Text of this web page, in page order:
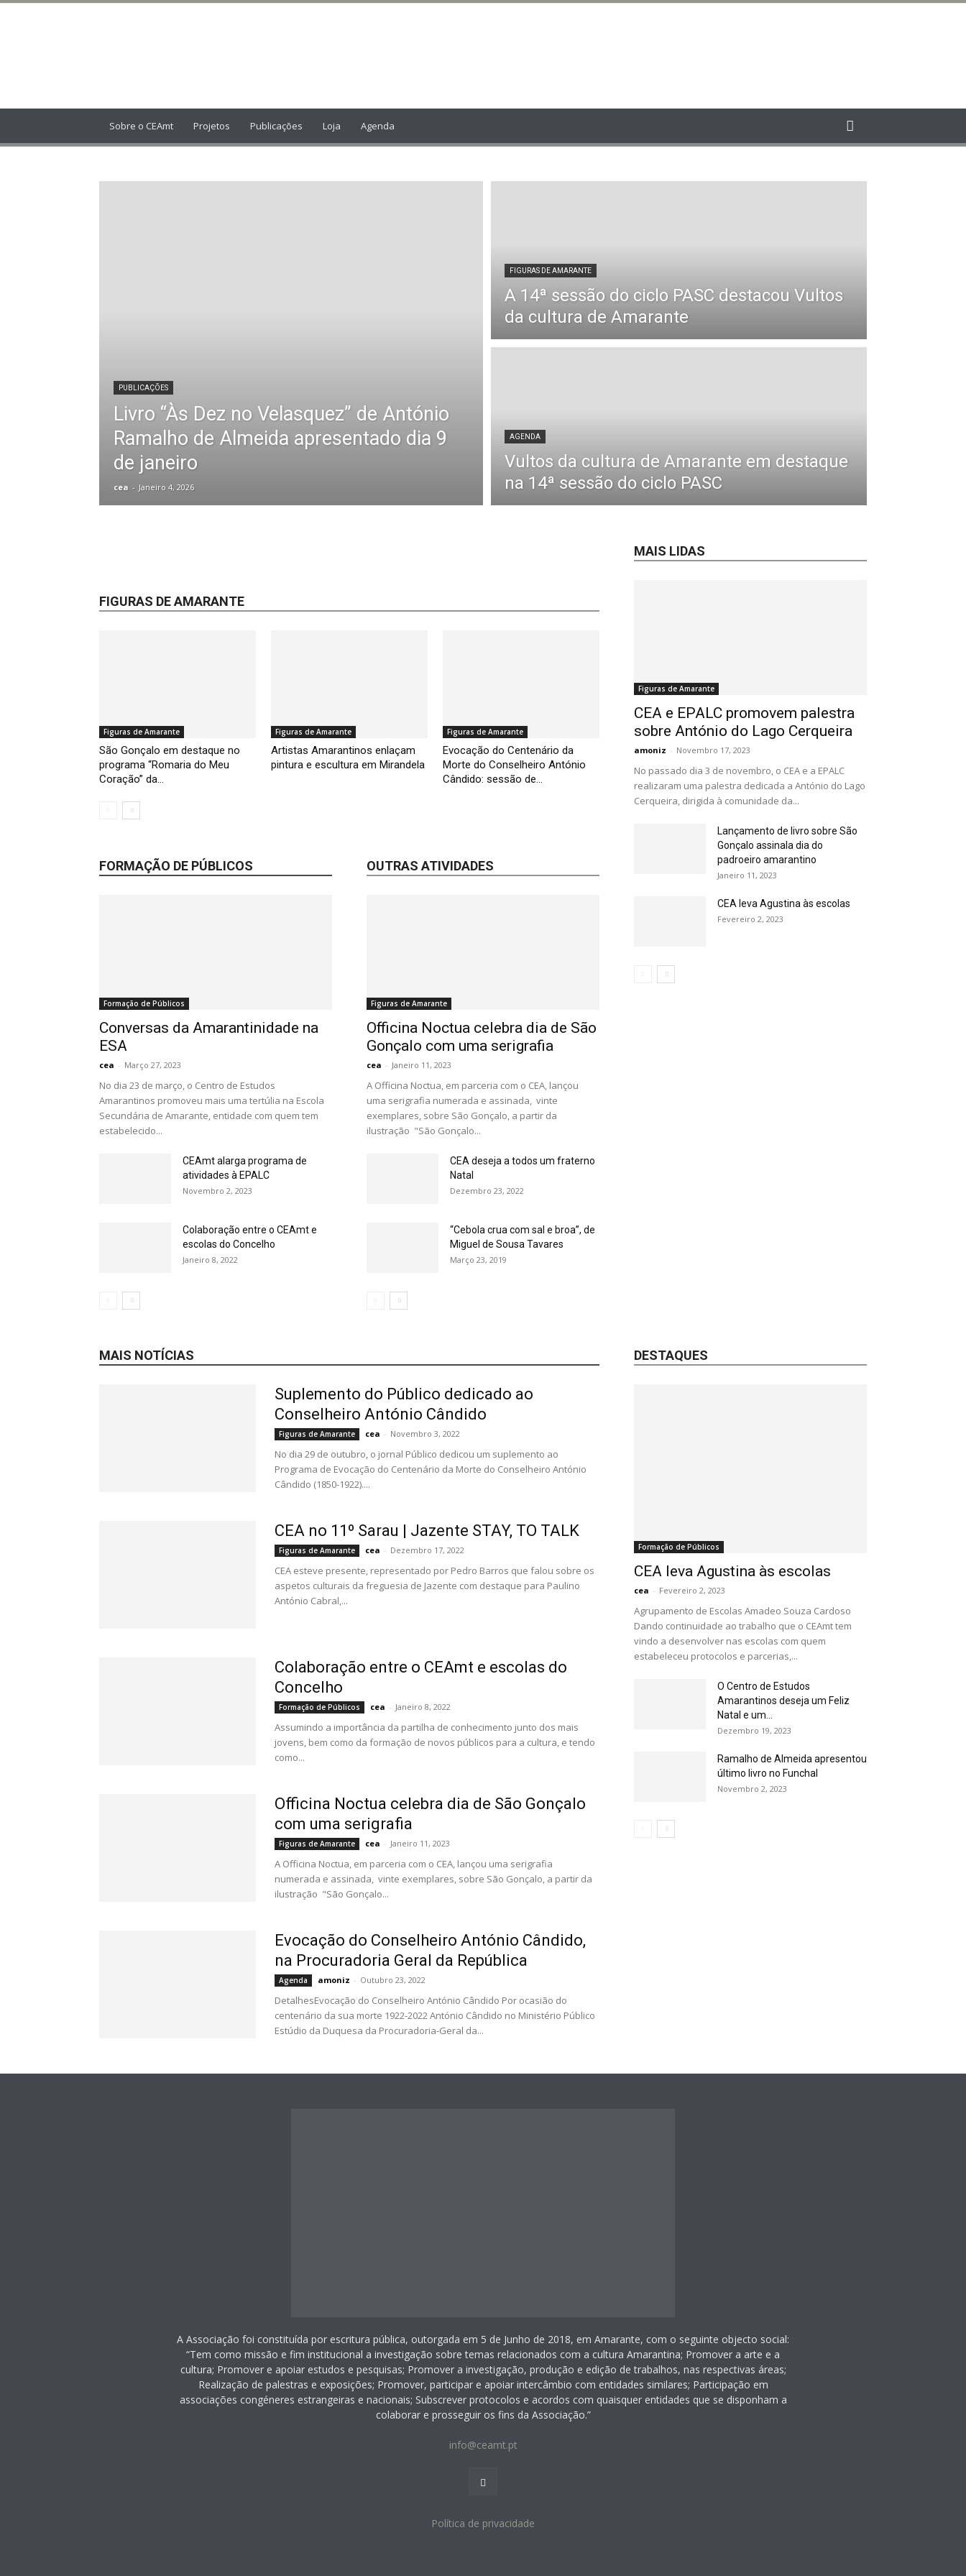
Sobre o CEAmt Projetos Publicações Loja Agenda
PUBLICAÇÕES
Livro “Às Dez no Velasquez” de António
Ramalho de Almeida apresentado dia 9
de janeiro
cea - Janeiro 4, 2026
FIGURAS DE AMARANTE
A 14ª sessão do ciclo PASC destacou Vultos
da cultura de Amarante
AGENDA
Vultos da cultura de Amarante em destaque
na 14ª sessão do ciclo PASC
FIGURAS DE AMARANTE
Figuras de Amarante
São Gonçalo em destaque no
programa “Romaria do Meu
Coração” da...
Figuras de Amarante
Artistas Amarantinos enlaçam
pintura e escultura em Mirandela
Figuras de Amarante
Evocação do Centenário da
Morte do Conselheiro António
Cândido: sessão de...
FORMAÇÃO DE PÚBLICOS
Formação de Públicos
Conversas da Amarantinidade na
ESA
cea - Março 27, 2023
No dia 23 de março, o Centro de Estudos
Amarantinos promoveu mais uma tertúlia na Escola
Secundária de Amarante, entidade com quem tem
estabelecido...
CEAmt alarga programa de
atividades à EPALC
Novembro 2, 2023
Colaboração entre o CEAmt e
escolas do Concelho
Janeiro 8, 2022
OUTRAS ATIVIDADES
Figuras de Amarante
Officina Noctua celebra dia de São
Gonçalo com uma serigrafia
cea - Janeiro 11, 2023
A Officina Noctua, em parceria com o CEA, lançou
uma serigrafia numerada e assinada, vinte
exemplares, sobre São Gonçalo, a partir da
ilustração "São Gonçalo...
CEA deseja a todos um fraterno
Natal
Dezembro 23, 2022
“Cebola crua com sal e broa”, de
Miguel de Sousa Tavares
Março 23, 2019
MAIS LIDAS
Figuras de Amarante
CEA e EPALC promovem palestra
sobre António do Lago Cerqueira
amoniz - Novembro 17, 2023
No passado dia 3 de novembro, o CEA e a EPALC
realizaram uma palestra dedicada a António do Lago
Cerqueira, dirigida à comunidade da...
Lançamento de livro sobre São
Gonçalo assinala dia do
padroeiro amarantino
Janeiro 11, 2023
CEA leva Agustina às escolas
Fevereiro 2, 2023
MAIS NOTÍCIAS
Suplemento do Público dedicado ao
Conselheiro António Cândido
Figuras de Amarante cea - Novembro 3, 2022
No dia 29 de outubro, o jornal Público dedicou um suplemento ao
Programa de Evocação do Centenário da Morte do Conselheiro António
Cândido (1850-1922)....
CEA no 11º Sarau | Jazente STAY, TO TALK
Figuras de Amarante cea - Dezembro 17, 2022
CEA esteve presente, representado por Pedro Barros que falou sobre os
aspetos culturais da freguesia de Jazente com destaque para Paulino
António Cabral,...
Colaboração entre o CEAmt e escolas do
Concelho
Formação de Públicos cea - Janeiro 8, 2022
Assumindo a importância da partilha de conhecimento junto dos mais
jovens, bem como da formação de novos públicos para a cultura, e tendo
como...
Officina Noctua celebra dia de São Gonçalo
com uma serigrafia
Figuras de Amarante cea - Janeiro 11, 2023
A Officina Noctua, em parceria com o CEA, lançou uma serigrafia
numerada e assinada, vinte exemplares, sobre São Gonçalo, a partir da
ilustração "São Gonçalo...
Evocação do Conselheiro António Cândido,
na Procuradoria Geral da República
Agenda amoniz - Outubro 23, 2022
DetalhesEvocação do Conselheiro António Cândido Por ocasião do
centenário da sua morte 1922-2022 António Cândido no Ministério Público
Estúdio da Duquesa da Procuradoria-Geral da...
DESTAQUES
Formação de Públicos
CEA leva Agustina às escolas
cea - Fevereiro 2, 2023
Agrupamento de Escolas Amadeo Souza Cardoso
Dando continuidade ao trabalho que o CEAmt tem
vindo a desenvolver nas escolas com quem
estabeleceu protocolos e parcerias,...
O Centro de Estudos
Amarantinos deseja um Feliz
Natal e um...
Dezembro 19, 2023
Ramalho de Almeida apresentou
último livro no Funchal
Novembro 2, 2023
A Associação foi constituída por escritura pública, outorgada em 5 de Junho de 2018, em Amarante, com o seguinte objecto social:
“Tem como missão e fim institucional a investigação sobre temas relacionados com a cultura Amarantina; Promover a arte e a
cultura; Promover e apoiar estudos e pesquisas; Promover a investigação, produção e edição de trabalhos, nas respectivas áreas;
Realização de palestras e exposições; Promover, participar e apoiar intercâmbio com entidades similares; Participação em
associações congéneres estrangeiras e nacionais; Subscrever protocolos e acordos com quaisquer entidades que se disponham a
colaborar e prosseguir os fins da Associação.”
info@ceamt.pt
Política de privacidade